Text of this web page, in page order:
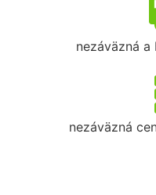
nezáväzná
nezáväzná